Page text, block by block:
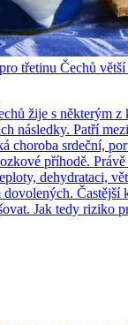
třetinu Čechů
žije s některým z
následky. Patří
choroba srdeční,
příhodě.
dehydrataci,
dovolených. Častější
Jak tedy riziko